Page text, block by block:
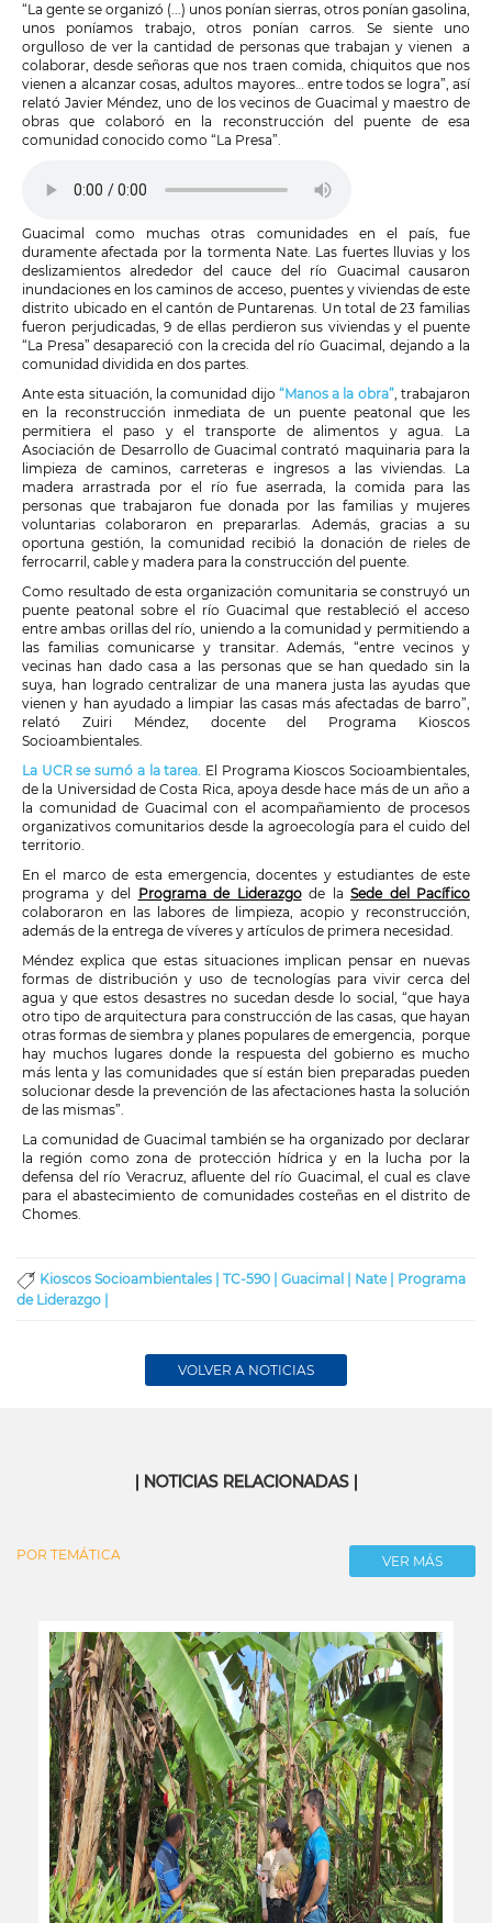
“La gente se organizó (...) unos ponían sierras, otros ponían gasolina,
unos poníamos trabajo, otros ponían carros. Se siente uno
orgulloso de ver la cantidad de personas que trabajan y vienen a
colaborar, desde señoras que nos traen comida, chiquitos que nos
vienen a alcanzar cosas, adultos mayores… entre todos se logra”, así
relató Javier Méndez, uno de los vecinos de Guacimal y maestro de
obras que colaboró en la reconstrucción del puente de esa
comunidad conocido como “La Presa”.
Guacimal como muchas otras comunidades en el país, fue
duramente afectada por la tormenta Nate. Las fuertes lluvias y los
deslizamientos alrededor del cauce del río Guacimal causaron
inundaciones en los caminos de acceso, puentes y viviendas de este
distrito ubicado en el cantón de Puntarenas. Un total de 23 familias
fueron perjudicadas, 9 de ellas perdieron sus viviendas y el puente
“La Presa” desapareció con la crecida del río Guacimal, dejando a la
comunidad dividida en dos partes.
Ante esta situación, la comunidad dijo “Manos a la obra”, trabajaron
en la reconstrucción inmediata de un puente peatonal que les
permitiera el paso y el transporte de alimentos y agua. La
Asociación de Desarrollo de Guacimal contrató maquinaria para la
limpieza de caminos, carreteras e ingresos a las viviendas. La
madera arrastrada por el río fue aserrada, la comida para las
personas que trabajaron fue donada por las familias y mujeres
voluntarias colaboraron en prepararlas. Además, gracias a su
oportuna gestión, la comunidad recibió la donación de rieles de
ferrocarril, cable y madera para la construcción del puente.
Como resultado de esta organización comunitaria se construyó un
puente peatonal sobre el río Guacimal que restableció el acceso
entre ambas orillas del río, uniendo a la comunidad y permitiendo a
las familias comunicarse y transitar. Además, “entre vecinos y
vecinas han dado casa a las personas que se han quedado sin la
suya, han logrado centralizar de una manera justa las ayudas que
vienen y han ayudado a limpiar las casas más afectadas de barro”,
relató Zuiri Méndez, docente del Programa Kioscos
Socioambientales.
La UCR se sumó a la tarea. El Programa Kioscos Socioambientales,
de la Universidad de Costa Rica, apoya desde hace más de un año a
la comunidad de Guacimal con el acompañamiento de procesos
organizativos comunitarios desde la agroecología para el cuido del
territorio.
En el marco de esta emergencia, docentes y estudiantes de este
programa y del Programa de Liderazgode la Sede del Pacífico
colaboraron en las labores de limpieza, acopio y reconstrucción,
además de la entrega de víveres y artículos de primera necesidad.
Méndez explica que estas situaciones implican pensar en nuevas
formas de distribución y uso de tecnologías para vivir cerca del
agua y que estos desastres no sucedan desde lo social, “que haya
otro tipo de arquitectura para construcción de las casas, que hayan
otras formas de siembra y planes populares de emergencia, porque
hay muchos lugares donde la respuesta del gobierno es mucho
más lenta y las comunidades que sí están bien preparadas pueden
solucionar desde la prevención de las afectaciones hasta la solución
de las mismas”.
La comunidad de Guacimal también se ha organizado por declarar
la región como zona de protección hídrica y en la lucha por la
defensa del río Veracruz, afluente del río Guacimal, el cual es clave
para el abastecimiento de comunidades costeñas en el distrito de
Chomes.
Kioscos Socioambientales | TC-590 | Guacimal | Nate | Programa
de Liderazgo |
VOLVER A NOTICIAS
| NOTICIAS RELACIONADAS |
POR TEMÁTICA VER MÁS